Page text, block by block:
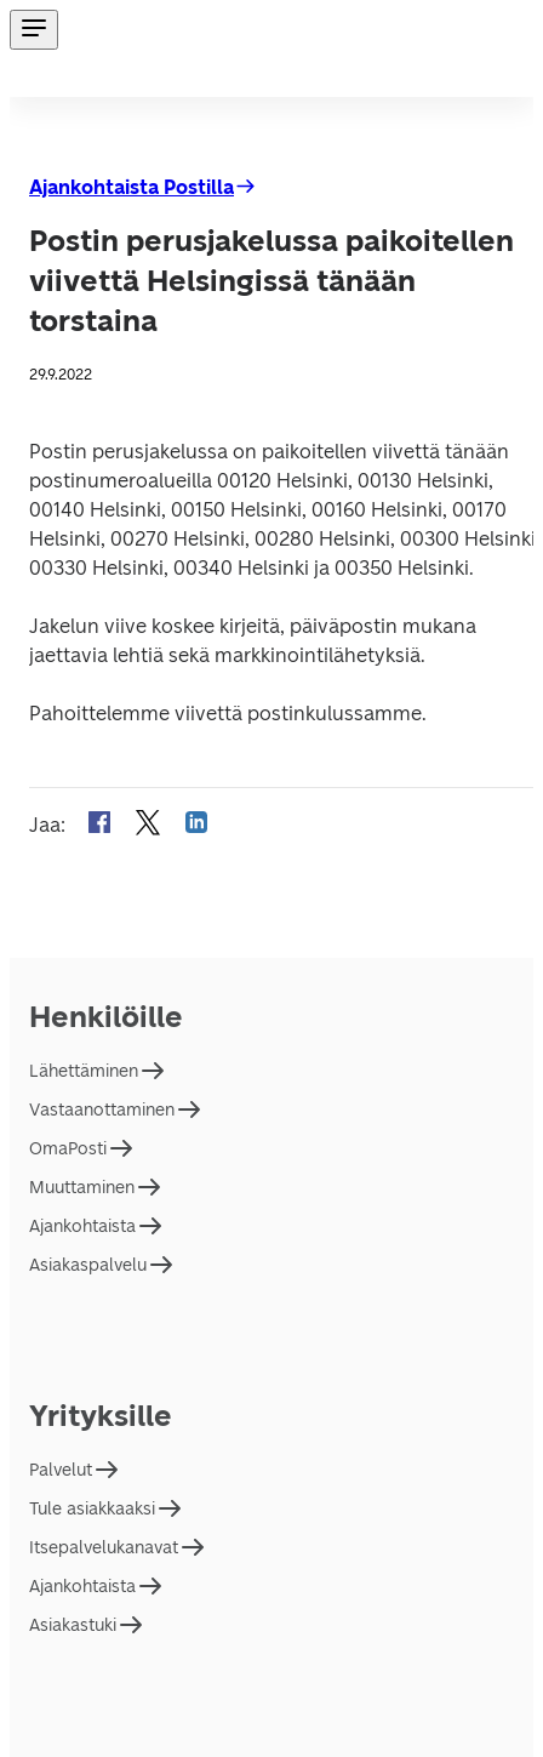
Ajankohtaista Postilla
Postin perusjakelussa paikoitellen
viivettä Helsingissä tänään
torstaina
29.9.2022
Postin perusjakelussa on paikoitellen viivettä tänään
postinumeroalueilla 00120 Helsinki, 00130 Helsinki,
00140 Helsinki, 00150 Helsinki, 00160 Helsinki, 00170
Helsinki, 00270 Helsinki, 00280 Helsinki, 00300 Helsinki,
00330 Helsinki, 00340 Helsinki ja 00350 Helsinki.
Jakelun viive koskee kirjeitä, päiväpostin mukana
jaettavia lehtiä sekä markkinointilähetyksiä.
Pahoittelemme viivettä postinkulussamme.
Jaa:
Henkilöille
Lähettäminen
Vastaanottaminen
OmaPosti
Muuttaminen
Ajankohtaista
Asiakaspalvelu
Yrityksille
Palvelut
Tule asiakkaaksi
Itsepalvelukanavat
Ajankohtaista
Asiakastuki